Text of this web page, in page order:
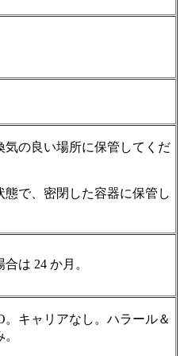
気の良い場所に保管してくだ
態で、密閉した容器に保管し
は 24 か月。
。キャリアなし。ハラール＆